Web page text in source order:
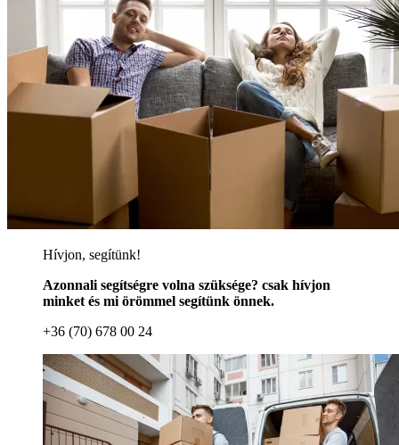
Hívjon, segítünk!
Azonnali segítségre volna szüksége? csak hívjon
minket és mi örömmel segítünk önnek.
+36 (70) 678 00 24